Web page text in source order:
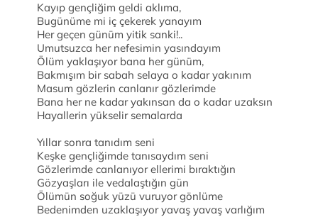
Kayıp gençliğim geldi aklıma,
Bugünüme mi iç çekerek yanayım
Her geçen günüm yitik sanki!..
Umutsuzca her nefesimin yasındayım
Ölüm yaklaşıyor bana her günüm,
Bakmışım bir sabah selaya o kadar yakınım
Masum gözlerin canlanır gözlerimde
Bana her ne kadar yakınsan da o kadar uzaksın
Hayallerin yükselir semalarda
Yıllar sonra tanıdım seni
Keşke gençliğimde tanısaydım seni
Gözlerimde canlanıyor ellerimi bıraktığın
Gözyaşları ile vedalaştığın gün
Ölümün soğuk yüzü vuruyor gönlüme
Bedenimden uzaklaşıyor yavaş yavaş varlığım